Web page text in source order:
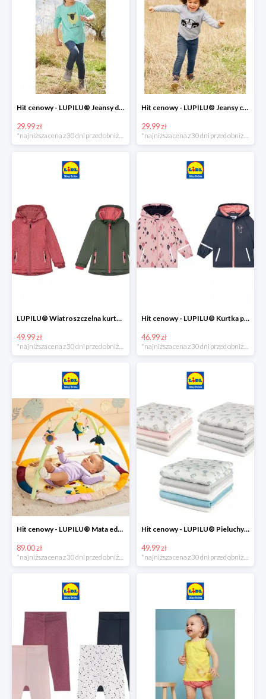
Hit cenowy - LUPILU® Jeansy dziewczęce slim fit
29.99 zł
Hit cenowy - LUPILU® Jeansy chłopięce slim fit
29.99 zł
LUPILU® Wiatroszczelna kurtka dziecięca softshell, 1 sztuka
49.99 zł
Hit cenowy - LUPILU® Kurtka przeciwdeszczowa dziewczęca, 1 sztuka
46.99 zł
Hit cenowy - LUPILU® Mata edukacyjna dla niemowląt, 1 sztuka
89.00 zł
*najniższa cena z 30 dni przed obniżką
Hit cenowy - LUPILU® Pieluchy tetrowe 80x80 cm, z biobawełny, 5 sztuk
49.99 zł
*najniższa cena z 30 dni przed obniżką